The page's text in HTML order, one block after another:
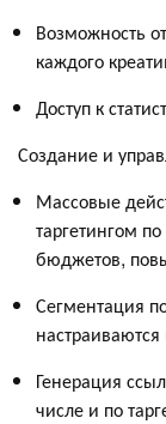
Возможность
каждого
Доступ к
Создание и
Массовые
таргетингом
бюджетов,
Сегментация
Генерация
числе и по